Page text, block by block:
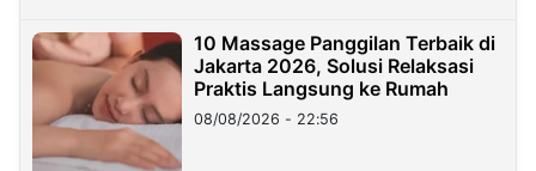
10 Massage Panggilan Terbaik di
Jakarta 2026, Solusi Relaksasi
Praktis Langsung ke Rumah
08/08/2026 - 22:56